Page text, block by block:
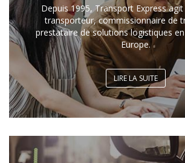
Depuis 1995, Transport Express
transporteur, commissionnaire de
prestataire de solutions logistiques
Europe.
LIRE LA SUITE